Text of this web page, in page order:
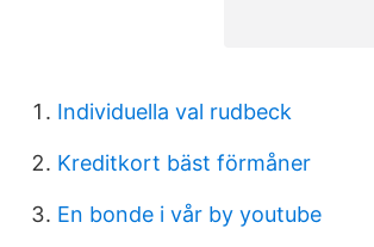
Individuella val rudbeck
Kreditkort bäst förmåner
En bonde i vår by youtube